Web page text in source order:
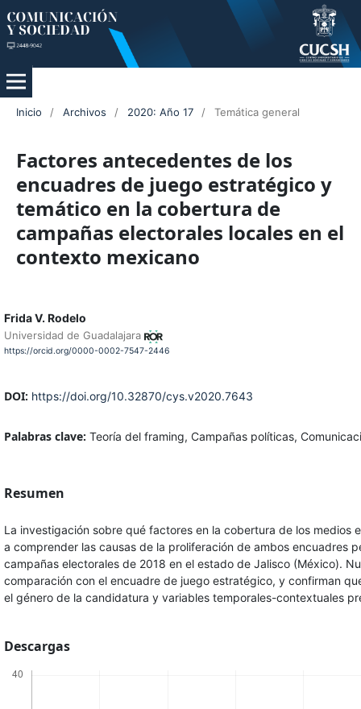
Inicio / Archivos / 2020: Año 17 / Temática general
Factores antecedentes de los
encuadres de juego estratégico y
temático en la cobertura de
campañas electorales locales en el
contexto mexicano
Frida V. Rodelo
Universidad de Guadalajara
https://orcid.org/0000-0002-7547-2446
DOI: https://doi.org/10.32870/cys.v2020.7643
Palabras clave: Teoría del framing, Campañas políticas,
Resumen
La investigación sobre qué factores en la cobertura de los
a comprender las causas de la proliferación de ambos encuadres
campañas electorales de 2018 en el estado de Jalisco (México).
comparación con el encuadre de juego estratégico, y confirman
el género de la candidatura y variables temporales-contextuales
Descargas